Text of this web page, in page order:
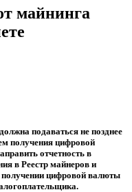
майнинга
подаваться не позднее
получения цифровой
отчетность в
в Реестр майнеров и
цифровой валюты